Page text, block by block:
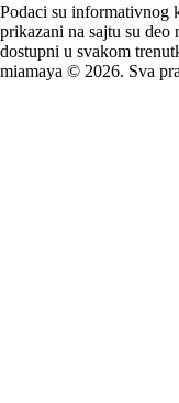
Podaci su informativnog
prikazani na sajtu su deo
dostupni u svakom
miamaya © 2026. Sva